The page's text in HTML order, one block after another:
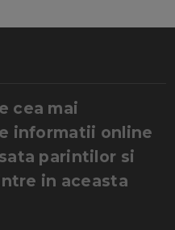
cea mai
informatii online
parintilor si
in aceasta